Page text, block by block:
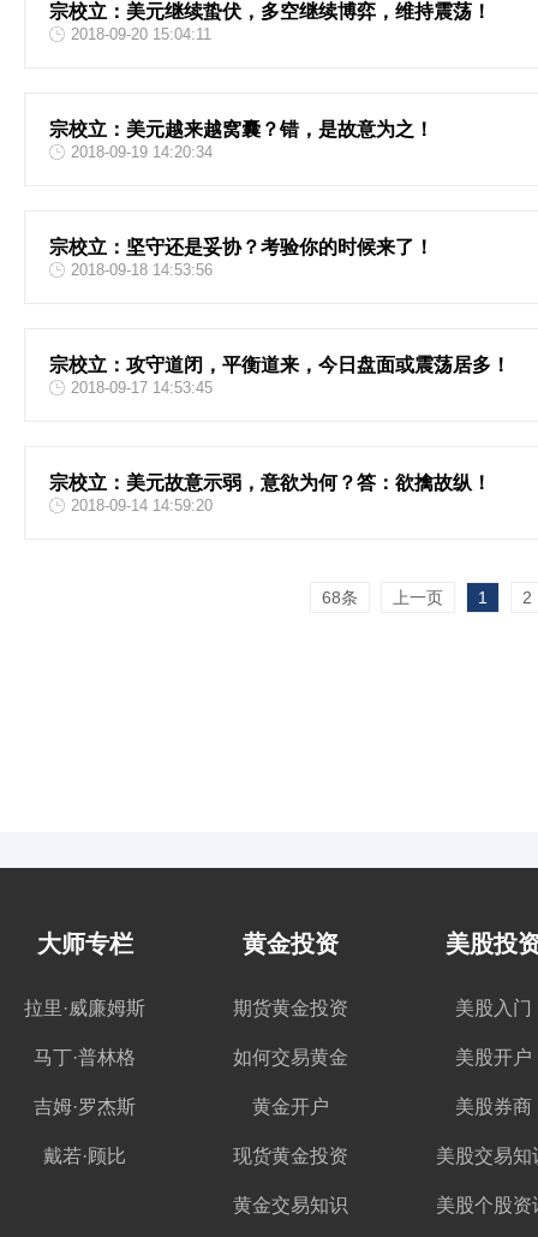
宗校立：美元继续蛰伏，多空继续博弈，维持震荡！
2018-09-20 15:04:11
宗校立：美元越来越窝囊？错，是故意为之！
2018-09-19 14:20:34
宗校立：坚守还是妥协？考验你的时候来了！
2018-09-18 14:53:56
宗校立：攻守道闭，平衡道来，今日盘面或震荡居多！
2018-09-17 14:53:45
宗校立：美元故意示弱，意欲为何？答：欲擒故纵！
2018-09-14 14:59:20
68条 上一页 1 2
大师专栏
拉里·威廉姆斯
马丁·普林格
吉姆·罗杰斯
戴若·顾比
黄金投资
期货黄金投资
如何交易黄金
黄金开户
现货黄金投资
黄金交易知识
美股投
美股入门
美股开户
美股券商
美股交易知
美股个股资